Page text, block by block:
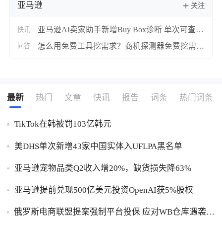
亚马逊 关注
快讯
亚马逊AI卖家助手新增Buy Box诊断 单次可查10
个ASIN失分原因
问答
怎么用免费工具挖需求？商机探测器免费挖需求
最新 热门 文章 快讯 报告 词条 热门词条
TikTok在韩被罚103亿韩元
美DHS单次新增43家中国实体入UFLPA黑名单
亚马逊宠物品类Q2收入增20%，缺货损失降63%
亚马逊提前兑现500亿美元投资OpenAI获5%股权
俄罗斯电商联盟提案强制平台投保 应对WB仓库遇袭卖